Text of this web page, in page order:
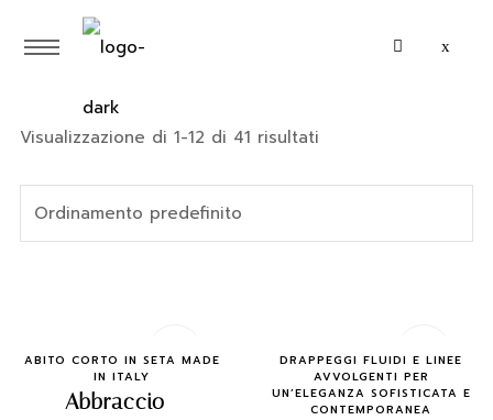
Visualizzazione di 1-12 di 41 risultati
Quick Buy
ABITO CORTO IN SETA MADE
IN ITALY
Abbraccio
Quick Buy
DRAPPEGGI FLUIDI E LINEE
AVVOLGENTI PER
UN’ELEGANZA SOFISTICATA E
CONTEMPORANEA